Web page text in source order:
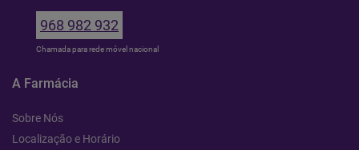
968 982 932
Chamada para rede móvel nacional
A Farmácia
Sobre Nós
Localização e Horário